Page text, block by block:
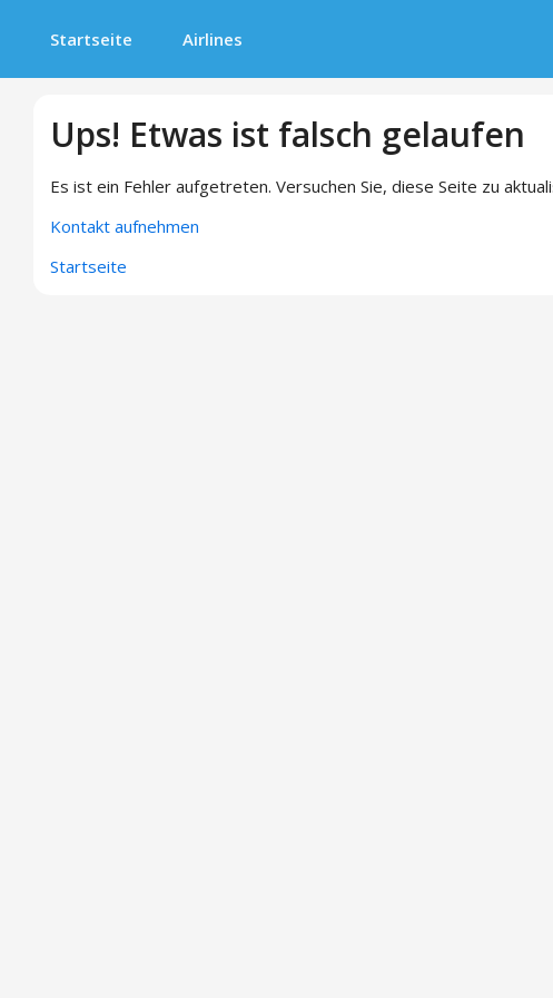
Startseite Airlines
Ups! Etwas ist falsch gelaufen
Es ist ein Fehler aufgetreten. Versuchen Sie, diese Seite zu
Kontakt aufnehmen
Startseite